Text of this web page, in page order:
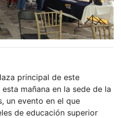
principal de este
mañana en la sede de la
un evento en el que
de educación superior